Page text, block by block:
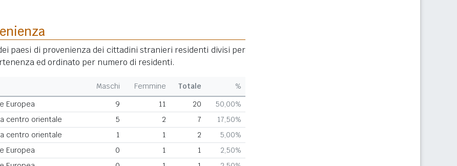
paesi di provenienza dei cittadini stranieri residenti divisi per
ed ordinato per numero di residenti.
Maschi Femmine Totale
%
Europea 9 11 20
50,00%
centro orientale 5 2 7
17,50%
centro orientale 1 1 2
5,00%
Europea 0 1 1
2,50%